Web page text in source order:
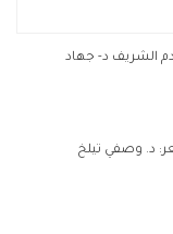
الشريف د- جهاد
د. وصفي تيلخ